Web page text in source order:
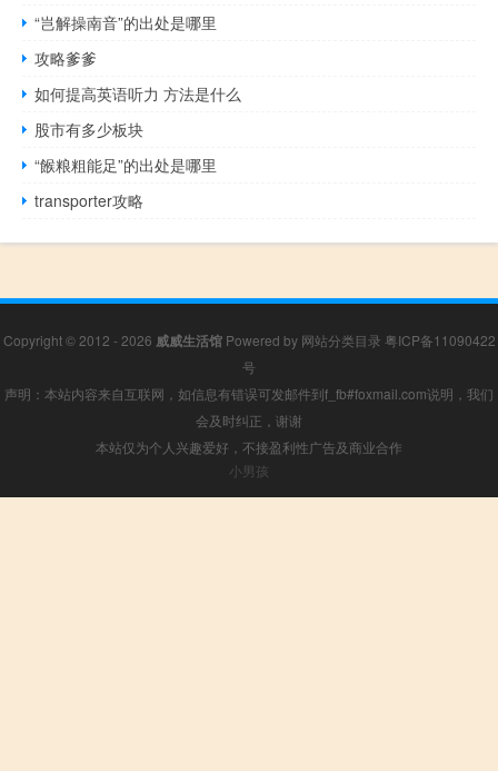
“岂解操南音”的出处是哪里
攻略爹爹
如何提高英语听力 方法是什么
股市有多少板块
“餱粮粗能足”的出处是哪里
transporter攻略
Copyright © 2012 - 2026 威威生活馆Powered by 网站分类目录 粤ICP备11090422
号
声明：本站内容来自互联网，如信息有错误可发邮件到f_fb#foxmail.com说明，我们
会及时纠正，谢谢
本站仅为个人兴趣爱好，不接盈利性广告及商业合作
小男孩